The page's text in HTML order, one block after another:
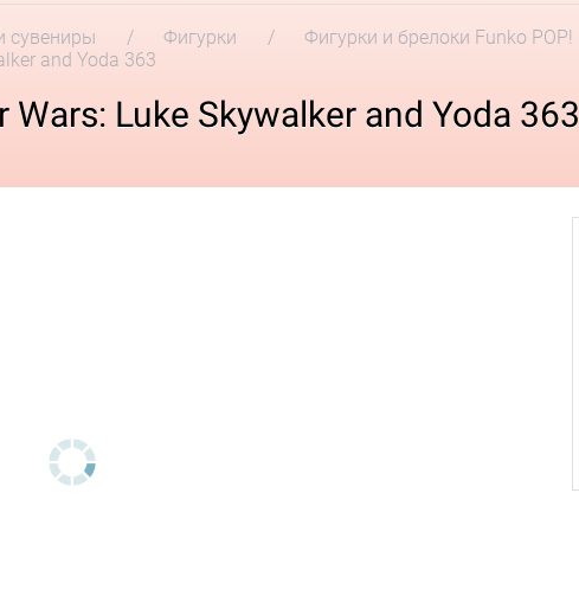
сувениры Фигурки Фигурки и брелоки Funko POP!
and Yoda 363
Luke Skywalker and Yoda 363